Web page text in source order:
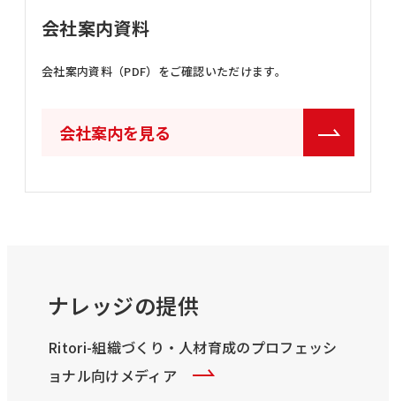
会社案内資料
会社案内資料（PDF）をご確認いただけます。
会社案内を見る
ナレッジの提供
Ritori-組織づくり・人材育成のプロフェッシ
ョナル向けメディア